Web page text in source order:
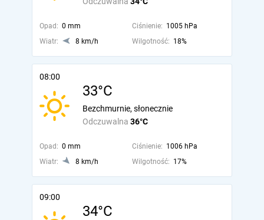
Opad: 0 mm Ciśnienie: 1005 hPa
Wiatr:
8 km/h Wilgotność: 18%
08:00
33°C
Odczuwalna 36°C
Bezchmurnie, słonecznie
Opad: 0 mm Ciśnienie: 1006 hPa
Wiatr:
8 km/h Wilgotność: 17%
09:00
34°C